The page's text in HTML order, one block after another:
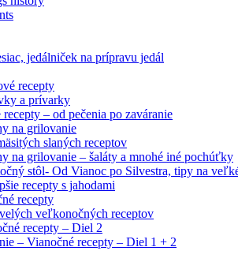
jedálniček na prípravu jedál
recepty
a prívarky
– od pečenia po zaváranie
na grilovanie
slaných receptov
na grilovanie – šaláty a mnohé iné pochúťky
stôl- Od Vianoc po Silvestra, tipy na
recepty s jahodami
recepty
veľkonočných receptov
recepty – Diel 2
– Vianočné recepty – Diel 1 + 2